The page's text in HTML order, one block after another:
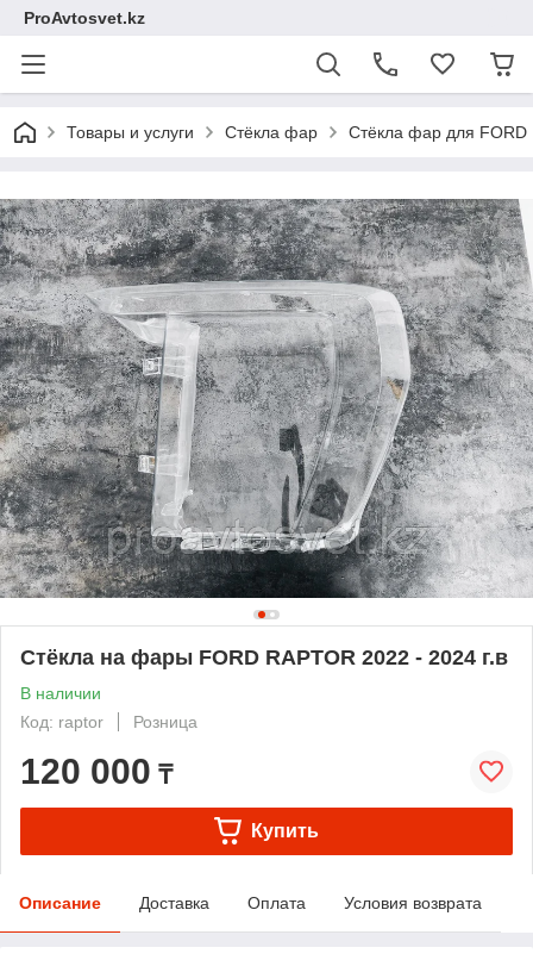
ProAvtosvet.kz
Товары и услуги Стёкла фар Стёкла фар для FORD
Стёкла на фары FORD RAPTOR 2022 - 2024 г.в
В наличии
Код: raptor
Розница
120 000 ₸
Купить
Описание Доставка Оплата Условия возврата